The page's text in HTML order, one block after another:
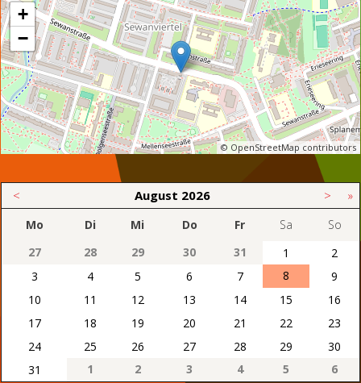
+
−
© OpenStreetMap contributors
< August 2026 > »
Mo Di Mi Do Fr Sa
So
27
28 29 30 31 1
2
3
4 5 6 7 8
9
10
11 12 13 14 15
16
17
18 19 20 21 22
23
24
25 26 27 28 29
30
31
1 2 3 4 5 6